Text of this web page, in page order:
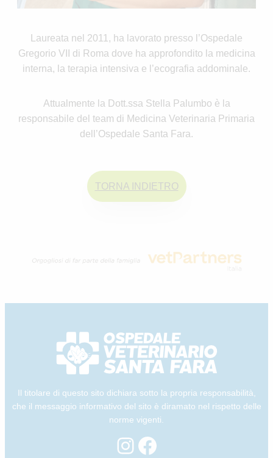
Laureata nel 2011, ha lavorato presso l’Ospedale
Gregorio VII di Roma dove ha approfondito la medicina
interna, la terapia intensiva e l’ecografia addominale.
Attualmente la Dott.ssa Stella Palumbo è la
responsabile del team di Medicina Veterinaria Primaria
dell’Ospedale Santa Fara.
TORNA INDIETRO
Il titolare di questo sito dichiara sotto la propria responsabilità,
che il messaggio informativo del sito è diramato nel rispetto delle
norme vigenti.
Instagram
Facebook